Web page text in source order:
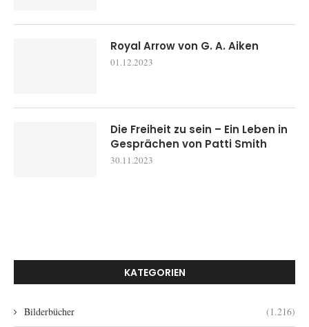
Royal Arrow von G. A. Aiken
01.12.2023
Die Freiheit zu sein – Ein Leben in
Gesprächen von Patti Smith
30.11.2023
KATEGORIEN
Bilderbücher (1.216)